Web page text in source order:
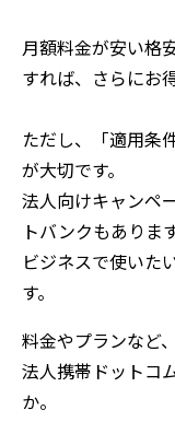
月額料金が安い格
すれば、さらにお
ただし、「適用条
が大切です。
法人向けキャンペ
トバンクもあります
ビジネスで使いた
す。
料金やプランなど
法人携帯ドットコ
か。